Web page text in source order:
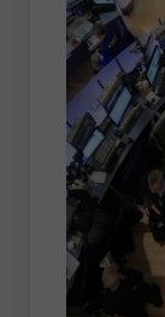
चूंकि बाजार
व्यापारिक
मूल्य
रूप में कार्य
शिकार के
लेकिन एक